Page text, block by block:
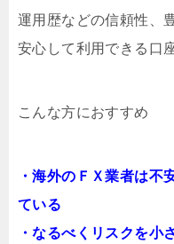
運用歴などの信頼性、
安心して利用できる口
こんな方におすすめ
・海外のＦＸ業者は不
ている
・なるべくリスクを小